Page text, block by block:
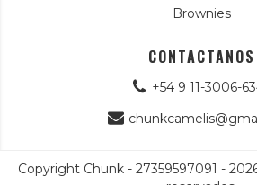
Brownies
CONTACTANOS
+54 9 11-3006-
Copyright Chunk - 27359597091 -